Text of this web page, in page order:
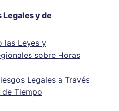
y de
las Leyes y
sobre Horas
Legales a Través
Tiempo